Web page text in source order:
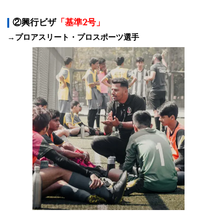
②興行ビザ「基準2号」
→プロアスリート・プロスポーツ選手